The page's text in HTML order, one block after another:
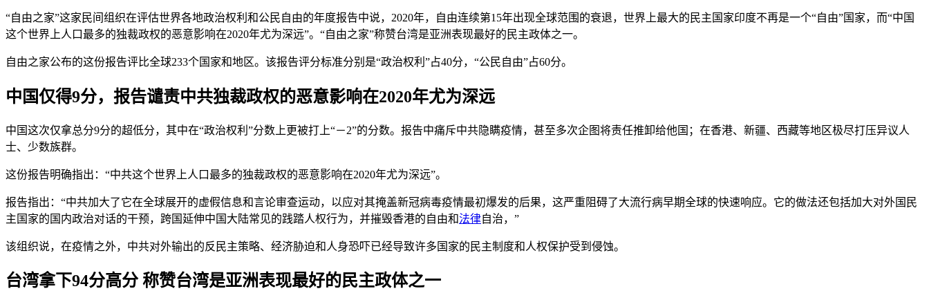
“自由之家”这家民间组织在评估世界各地政治权利和公民自由的年度报告中说，2020年，自由连续第15年出现全球范围的衰退，世界上最大的民主国家印度不再是一个“自由”国家，而“中国
这个世界上人口最多的独裁政权的恶意影响在2020年尤为深远”。“自由之家”称赞台湾是亚洲表现最好的民主政体之一。
自由之家公布的这份报告评比全球233个国家和地区。该报告评分标准分别是“政治权利”占40分，“公民自由”占60分。
中国仅得9分，报告谴责中共独裁政权的恶意影响在2020年尤为深远
中国这次仅拿总分9分的超低分，其中在“政治权利”分数上更被打上“－2”的分数。报告中痛斥中共隐瞒疫情，甚至多次企图将责任推卸给他国；在香港、新疆、西藏等地区极尽打压异议人
士、少数族群。
这份报告明确指出：“中共这个世界上人口最多的独裁政权的恶意影响在2020年尤为深远”。
报告指出：“中共加大了它在全球展开的虚假信息和言论审查运动，以应对其掩盖新冠病毒疫情最初爆发的后果，这严重阻碍了大流行病早期全球的快速响应。它的做法还包括加大对外国民
主国家的国内政治对话的干预，跨国延伸中国大陆常见的践踏人权行为，并摧毁香港的自由和法律自治，”
该组织说，在疫情之外，中共对外输出的反民主策略、经济胁迫和人身恐吓已经导致许多国家的民主制度和人权保护受到侵蚀。
台湾拿下94分高分 称赞台湾是亚洲表现最好的民主政体之一